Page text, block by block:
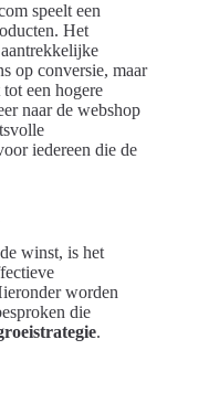
speelt een
Het
op conversie, maar
een hogere
naar de webshop
iedereen die de
winst, is het
worden
die
.